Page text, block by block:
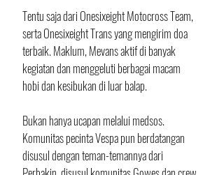
Tentu saja dari Onesixeight Motocross Team,
serta Onesixeight Trans yang mengirim doa
terbaik. Maklum, Mevans aktif di banyak
kegiatan dan menggeluti berbagai macam
hobi dan kesibukan di luar balap.
Bukan hanya ucapan melalui medsos.
Komunitas pecinta Vespa pun berdatangan
disusul dengan teman-temannya dari